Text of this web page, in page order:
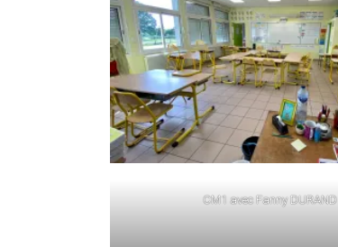
CM1 avec Fanny DURAND